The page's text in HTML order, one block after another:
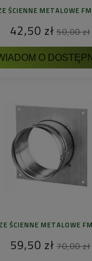
ŚCIENNE METALOWE
42,50 zł 50,00 zł
O
ŚCIENNE METALOWE
59,50 zł 70,00 zł